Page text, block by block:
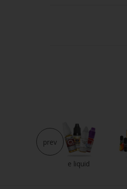
e liquid
prev